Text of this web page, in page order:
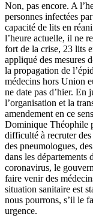
Non, pas encore. A
personnes infectées
capacité de lits en
l’heure actuelle, il ne
fort de la crise, 23 lits
appliqué des mesures
la propagation de
médecins hors Union
ne date pas d’hier. En
l’organisation et la
amendement en ce
Dominique Théophile
difficulté à recruter des
des pneumologues,
dans les départements
coronavirus, le
faire venir des
situation sanitaire est
nous pourrons, s’il le
urgence.